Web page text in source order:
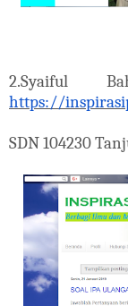
2.Syaiful
https://
SDN 104230